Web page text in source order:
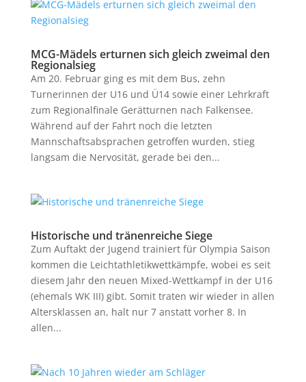
MCG-Mädels erturnen sich gleich zweimal den
Regionalsieg
Am 20. Februar ging es mit dem Bus, zehn
Turnerinnen der U16 und Ü14 sowie einer Lehrkraft
zum Regionalfinale Gerätturnen nach Falkensee.
Während auf der Fahrt noch die letzten
Mannschaftsabsprachen getroffen wurden, stieg
langsam die Nervosität, gerade bei den...
Historische und tränenreiche Siege
Zum Auftakt der Jugend trainiert für Olympia Saison
kommen die Leichtathletikwettkämpfe, wobei es seit
diesem Jahr den neuen Mixed-Wettkampf in der U16
(ehemals WK III) gibt. Somit traten wir wieder in allen
Altersklassen an, halt nur 7 anstatt vorher 8. In
allen...